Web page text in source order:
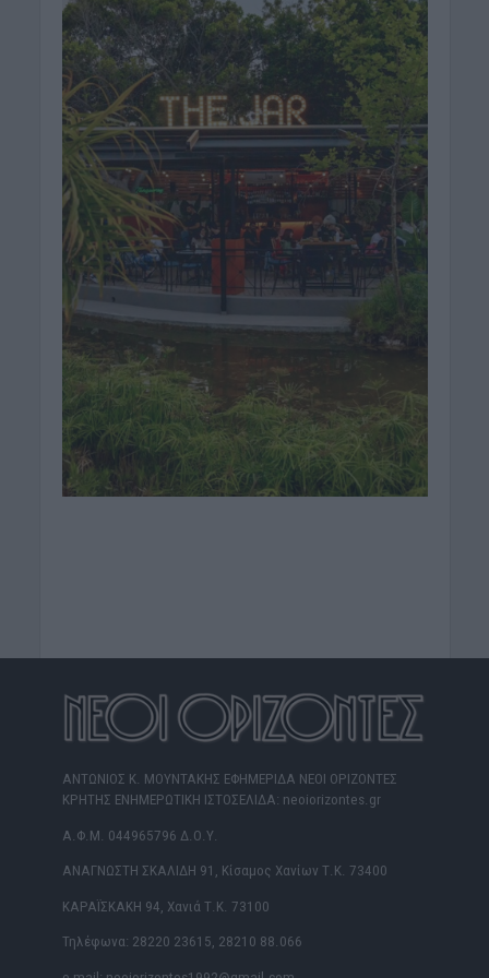
ΑΝΤΩΝΙΟΣ Κ. ΜΟΥΝΤΑΚΗΣ ΕΦΗΜΕΡΙΔΑ ΝΕΟΙ ΟΡΙΖΟΝΤΕΣ
ΚΡΗΤΗΣ ΕΝΗΜΕΡΩΤΙΚΗ ΙΣΤΟΣΕΛΙΔΑ: neoiorizontes.gr
Α.Φ.Μ. 044965796 Δ.Ο.Υ.
ΑΝΑΓΝΩΣΤΗ ΣΚΑΛΙΔΗ 91, Κίσαμος Χανίων Τ.Κ. 73400
ΚΑΡΑΪΣΚΑΚΗ 94, Χανιά Τ.Κ. 73100
Τηλέφωνα: 28220 23615, 28210 88.066